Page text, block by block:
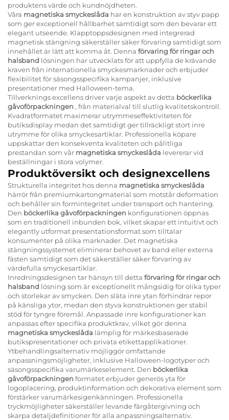
produktens värde och kundnöjdheten.
Våra magnetiska smyckeslåda har en konstruktion av styv papp
som ger exceptionell hållbarhet samtidigt som den bevarar ett
elegant utseende. Klapptoppsdesignen med integrerad
magnetisk stängning säkerställer säker förvaring samtidigt som
innehållet är lätt att komma åt. Denna förvaring för ringar och
halsband lösningen har utvecklats för att uppfylla de krävande
kraven från internationella smyckesmarknader och erbjuder
flexibilitet för säsongsspecifika kampanjer, inklusive
presentationer med Halloween-tema.
Tillverknings excellens driver varje aspekt av detta böckerlika
gåvoförpackningen , från materialval till slutlig kvalitetskontroll.
Kvadratformatet maximerar utrymmeseffektiviteten för
butiksdisplay medan det samtidigt ger tillräckligt stort inre
utrymme för olika smyckesartiklar. Professionella köpare
uppskattar den konsekventa kvaliteten och pålitliga
prestandan som vår magnetiska smyckeslåda levererar vid
beställningar i stora volymer.
Produktöversikt och designexcellens
Strukturella integritet hos denna magnetiska smyckeslåda
härrör från premiumkartongmaterial som motstår deformation
och behåller sin formintegritet under transport och hantering.
Den böckerlika gåvoförpackningen konfigurationen öppnas
som en traditionell inbunden bok, vilket skapar ett intuitivt och
elegantly utformat presentationsformat som tilltalar
konsumenter på olika marknader. Det magnetiska
stängningssystemet eliminerar behovet av band eller externa
fästen samtidigt som det säkerställer säker förvaring av
värdefulla smyckesartiklar.
Inredningsdesignen tar hänsyn till detta förvaring för ringar och
halsband lösning som är exceptionellt mångsidig för olika typer
och storlekar av smycken. Den släta inre ytan förhindrar repor
på känsliga ytor, medan den styva konstruktionen ger stabil
stöd för tyngre föremål. Anpassade inre konfigurationer kan
anpassas efter specifika produktkrav, vilket gör denna
magnetiska smyckeslåda lämplig för märkesbaserade
butikspresentationer och privata etikettapplikationer.
Ytbehandlingsalternativ möjliggör omfattande
anpassningsmöjligheter, inklusive Halloween-logotyper och
säsongsspecifika varumärkeselement. Den böckerlika
gåvoförpackningen formatet erbjuder generös yta för
logoplacering, produktinformation och dekorativa element som
förstärker varumärkesigenkänningen. Professionella
tryckmöjligheter säkerställer levande färgåtergivning och
skarpa detaljdefinitioner för alla anpassningsalternativ.